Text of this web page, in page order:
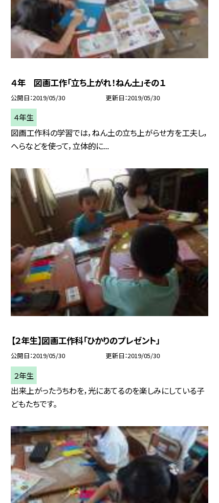
４年 図画工作「立ち上がれ！ねん土」その１
公開日 2019/05/30 更新日 2019/05/30
４年生
図画工作科の学習では，ねん土の立ち上がらせ方を工夫し，
へらなどを使って，立体的に...
【２年生】図画工作科「ひかりのプレゼント」
公開日 2019/05/30 更新日 2019/05/30
２年生
出来上がったうちわを，光にあてるのを楽しみにしている子
どもたちです。